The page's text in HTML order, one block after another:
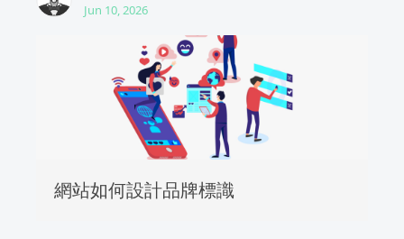
Jun 10, 2026
網站如何設計品牌標識